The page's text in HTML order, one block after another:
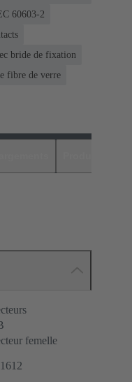
60603-2
bride de fixation
fibre de verre
femelle